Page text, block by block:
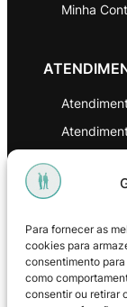
Para fornecer as
cookies para
consentimento
como
consentir ou retirar
Minha
Política de
Política
Política de